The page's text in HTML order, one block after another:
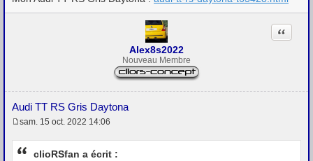
Alex8s2022
Nouveau Membre
Audi TT RS Gris Daytona
Citation
e
s
sam. 15 oct. 2022 14:06
clioRSfan a écrit :